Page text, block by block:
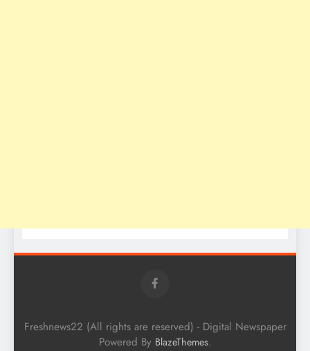
Freshnews22 (All rights are reserved) - Digital Newspaper
Powered By BlazeThemes.